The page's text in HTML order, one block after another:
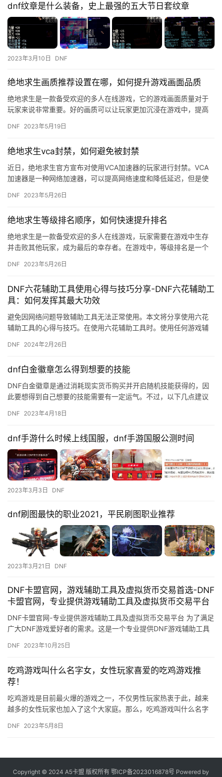
dnf纹章是什么装备，史上最强的五大节日套纹章
2023年3月10日 DNF
绝地求生画质推荐设置在哪，如何提升游戏画面品质
绝地求生是一款备受欢迎的多人在线游戏，它的游戏画面质量对于
玩家来说非常重要。好的画质可以让玩家更加沉浸在游戏中，提高
如何推…
DNF 2023年5月19日
绝地求生vca封禁，如何避免被封禁
近日，绝地求生官方宣布对使用VCA加速器的玩家进行封禁。VCA
加速器是一种网络加速器，可以提高网络速度和降低延迟，但是使
DNF 2023年5月26日
绝地求生等级排名顺序，如何快速提升排名
绝地求生是一款备受欢迎的多人在线游戏，玩家需要在游戏中生存
并击败其他玩家，成为最后的幸存者。在游戏中，等级排名是一个
何快速…
DNF 2023年5月26日
DNF六花辅助工具使用心得与技巧分享-DNF六花辅助工
具：如何发挥其最大功效
避免因网络问题导致辅助工具无法正常使用。本文将分享使用六花
辅助工具的心得与技巧。在使用六花辅助工具时。使用任何游戏辅
DNF 2024年2月26日
dnf白金徽章怎么得到想要的技能
DNF白金徽章是通过消耗现实货币购买并开启随机技能获得的，因
此要想得到自己想要的技能需要有一定运气。不过，以下几点建议
能…
DNF 2023年4月18日
dnf手游什么时候上线国服，dnf手游国服公测时间
2023年3月3日 DNF
dnf刷图最快的职业2021，平民刷图职业推荐
2023年3月21日 DNF
DNF卡盟官网，游戏辅助工具及虚拟货币交易首选-DNF
卡盟官网，专业提供游戏辅助工具及虚拟货币交易平台
DNF卡盟官网-专业提供游戏辅助工具及虚拟货币交易平台 为了满足
广大DNF游戏爱好者的需求。这是一个专业提供DNF游戏辅助工具
DNF 2023年10月25日
吃鸡游戏叫什么名字女，女性玩家喜爱的吃鸡游戏推
荐！
吃鸡游戏是目前最火爆的游戏之一，不仅男性玩家热衷于此，越来
越多的女性玩家也加入了这个大家庭。那么，吃鸡游戏叫什么名字
正式…
DNF 2023年5月8日
Copyright © 2024 A5卡盟 版权所有 鄂ICP备2023016878号 Powered by